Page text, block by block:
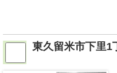
東久留米市下里1